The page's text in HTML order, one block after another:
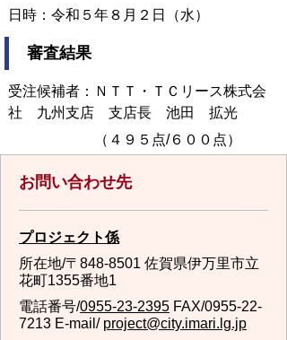
日時：令和５年８月２日（水）
審査結果
受注候補者：ＮＴＴ・ＴＣリース株式会
社 九州支店 支店長 池田 拡光
（４９５点/６００点）
お問い合わせ先
プロジェクト係
所在地/〒848-8501 佐賀県伊万里市立
花町1355番地1
電話番号/0955-23-2395 FAX/0955-22-
7213 E-mail/ project@city.imari.lg.jp